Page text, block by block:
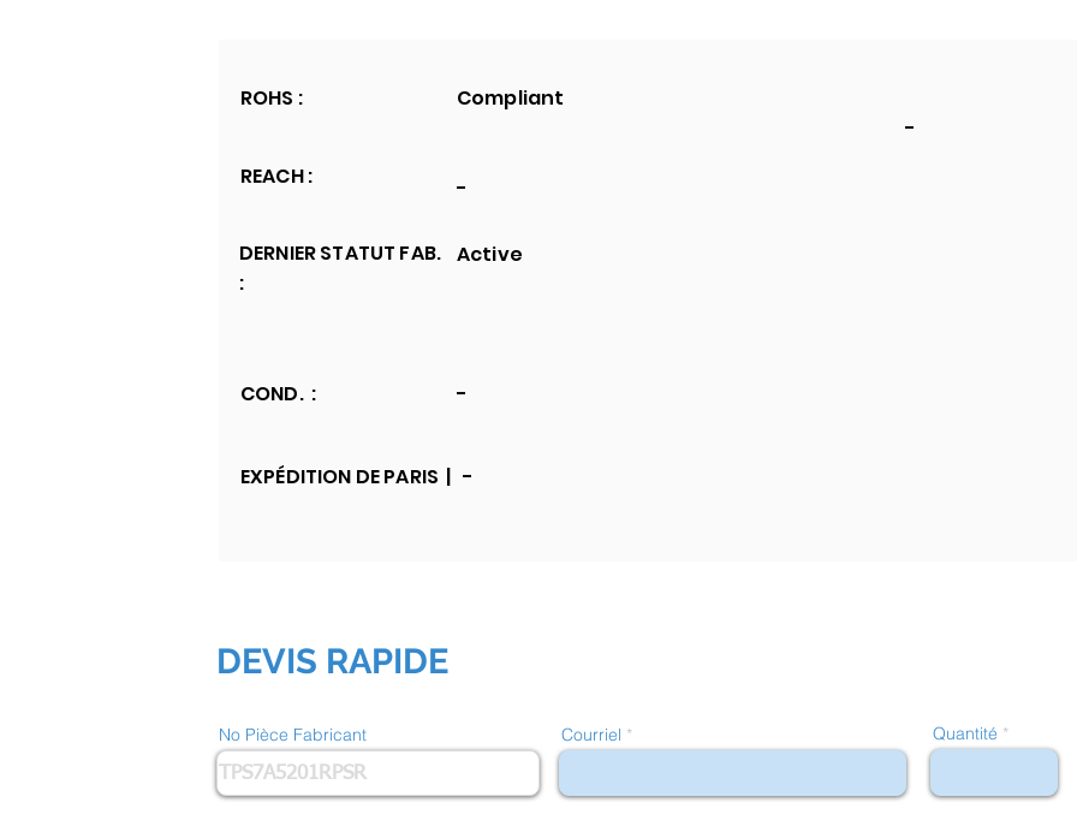
ROHS :
Compliant
-
REACH :
DERNIER STATUT FAB.
:
-
Active
COND. : -
EXPÉDITION DE PARIS | -
DEVIS RAPIDE
No Pièce Fabricant Courriel Quantité